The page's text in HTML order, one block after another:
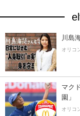
川島
オリコ
マク
園」
オリコ